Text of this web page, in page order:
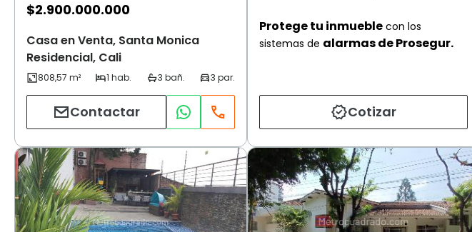
$2.900.000.000
Casa en Venta, Santa Monica
Residencial, Cali
Contactar
Protege tu inmueble con los
sistemas de alarmas de Prosegur.
Cotizar